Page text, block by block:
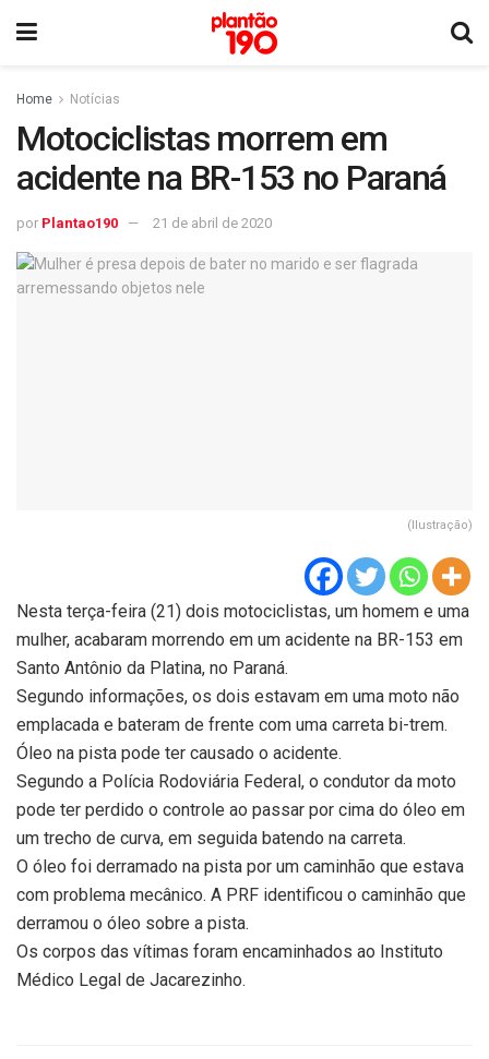
Home Notícias
Motociclistas morrem em
acidente na BR-153 no Paraná
por Plantao190 21 de abril de 2020
(Ilustração)
Nesta terça-feira (21) dois motociclistas, um homem e uma
mulher, acabaram morrendo em um acidente na BR-153 em
Santo Antônio da Platina, no Paraná.
Segundo informações, os dois estavam em uma moto não
emplacada e bateram de frente com uma carreta bi-trem.
Óleo na pista pode ter causado o acidente.
Segundo a Polícia Rodoviária Federal, o condutor da moto
pode ter perdido o controle ao passar por cima do óleo em
um trecho de curva, em seguida batendo na carreta.
O óleo foi derramado na pista por um caminhão que estava
com problema mecânico. A PRF identificou o caminhão que
derramou o óleo sobre a pista.
Os corpos das vítimas foram encaminhados ao Instituto
Médico Legal de Jacarezinho.